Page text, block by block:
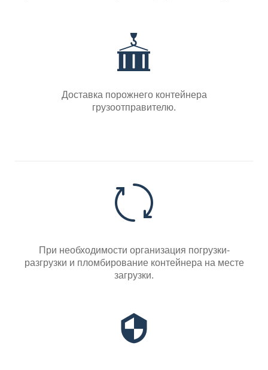
Доставка порожнего контейнера
грузоотправителю.
При необходимости организация погрузки-
разгрузки и пломбирование контейнера на месте
загрузки.